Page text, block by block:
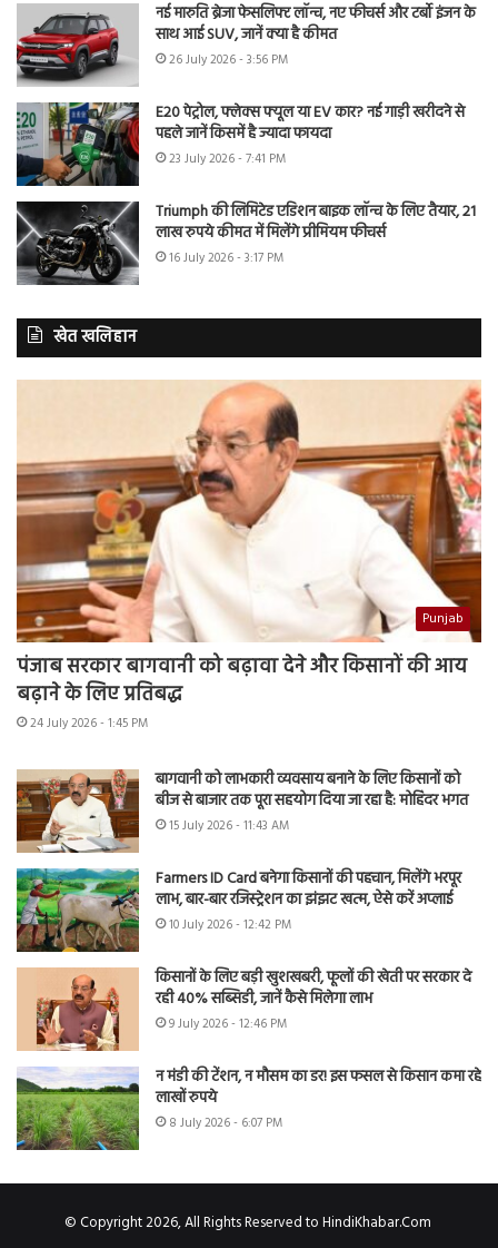
नई मारुति ब्रेजा फेसलिफ्ट लॉन्च, नए फीचर्स और टर्बो इंजन के
साथ आई SUV, जानें क्या है कीमत
26 July 2026 - 3:56 PM
E20 पेट्रोल, फ्लेक्स फ्यूल या EV कार? नई गाड़ी खरीदने से
पहले जानें किसमें है ज्यादा फायदा
23 July 2026 - 7:41 PM
Triumph की लिमिटेड एडिशन बाइक लॉन्च के लिए तैयार, 21
लाख रुपये कीमत में मिलेंगे प्रीमियम फीचर्स
16 July 2026 - 3:17 PM
खेत खलिहान
Punjab
पंजाब सरकार बागवानी को बढ़ावा देने और किसानों की आय
बढ़ाने के लिए प्रतिबद्ध
24 July 2026 - 1:45 PM
बागवानी को लाभकारी व्यवसाय बनाने के लिए किसानों को
बीज से बाजार तक पूरा सहयोग दिया जा रहा है: मोहिंदर भगत
15 July 2026 - 11:43 AM
Farmers ID Card बनेगा किसानों की पहचान, मिलेंगे भरपूर
लाभ, बार-बार रजिस्ट्रेशन का झंझट खत्म, ऐसे करें अप्लाई
10 July 2026 - 12:42 PM
किसानों के लिए बड़ी खुशखबरी, फूलों की खेती पर सरकार दे
रही 40% सब्सिडी, जानें कैसे मिलेगा लाभ
9 July 2026 - 12:46 PM
न मंडी की टेंशन, न मौसम का डर! इस फसल से किसान कमा रहे
लाखों रुपये
8 July 2026 - 6:07 PM
© Copyright 2026, All Rights Reserved to HindiKhabar.Com